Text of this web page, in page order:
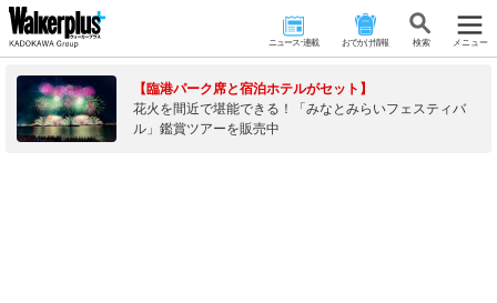
ニュース･連載 おでかけ情報 検 索 メニュー
【臨港パーク席と宿泊ホテルがセット】
花火を間近で堪能できる！「みなとみらいフェスティバ
ル」鑑賞ツアーを販売中